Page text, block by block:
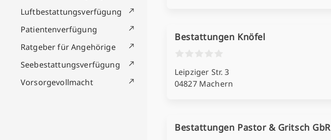
Luftbestattungsverfügung
Patientenverfügung
Ratgeber für Angehörige
Seebestattungsverfügung
Vorsorgevollmacht
Bestattungen Knöfel
Leipziger Str. 3
04827 Machern
Bestattungen Pastor & Gritsch GbR